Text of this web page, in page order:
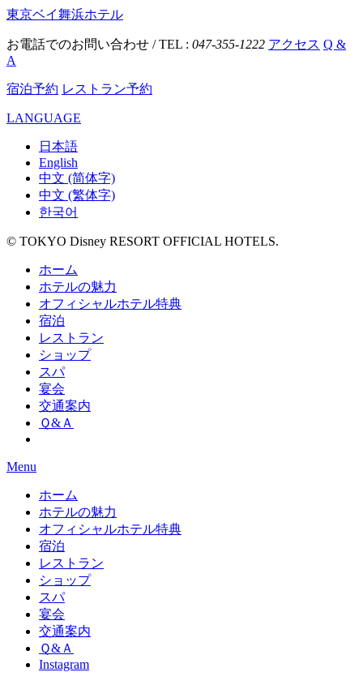
東京ベイ舞浜ホテル
お電話でのお問い合わせ / TEL : 047-355-1222 アクセス Q &
A
宿泊予約 レストラン予約
LANGUAGE
日本語
English
中文 (简体字)
中文 (繁体字)
한국어
© TOKYO Disney RESORT OFFICIAL HOTELS.
ホーム
ホテルの魅力
オフィシャルホテル特典
宿泊
レストラン
ショップ
スパ
宴会
交通案内
Ｑ&Ａ
Menu
ホーム
ホテルの魅力
オフィシャルホテル特典
宿泊
レストラン
ショップ
スパ
宴会
交通案内
Ｑ&Ａ
Instagram